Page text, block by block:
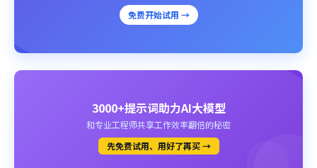
免费开始试用 →
3000+提示词助力AI大模型
和专业工程师共享工作效率翻倍的秘密
先免费试用、用好了再买 →